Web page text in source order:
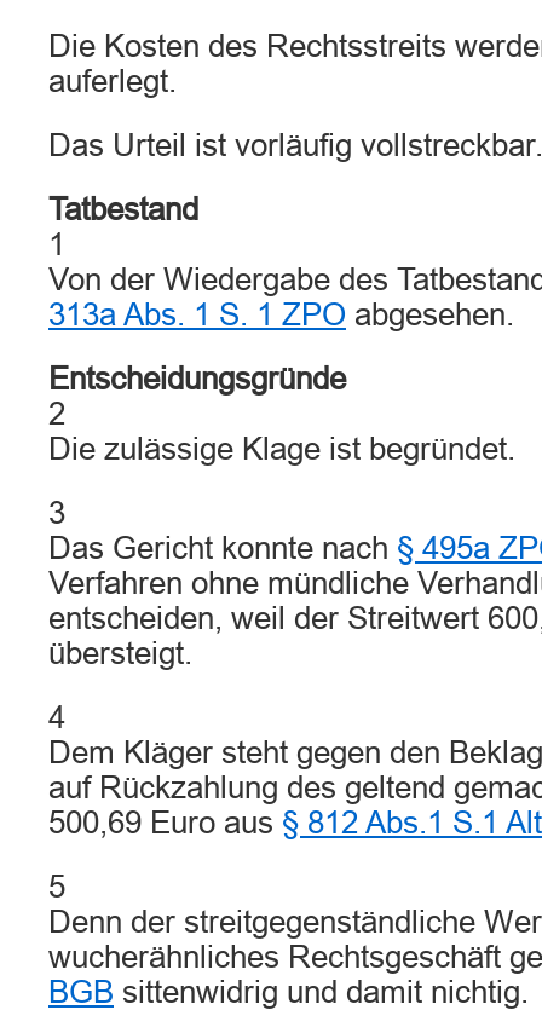
Die Kosten des Rechtsstreits
auferlegt.
Das Urteil ist vorläufig vollstreckbar.
Tatbestand
1
Von der Wiedergabe des
313a Abs. 1 S. 1 ZPO abgesehen.
Entscheidungsgründe
2
Die zulässige Klage ist begründet.
3
Das Gericht konnte nach § 495a
Verfahren ohne mündliche
entscheiden, weil der Streitwert
übersteigt.
4
Dem Kläger steht gegen den
auf Rückzahlung des geltend
500,69 Euro aus § 812 Abs.1 S.1
5
Denn der streitgegenständliche
wucherähnliches Rechtsgeschäft
BGB sittenwidrig und damit nichtig.